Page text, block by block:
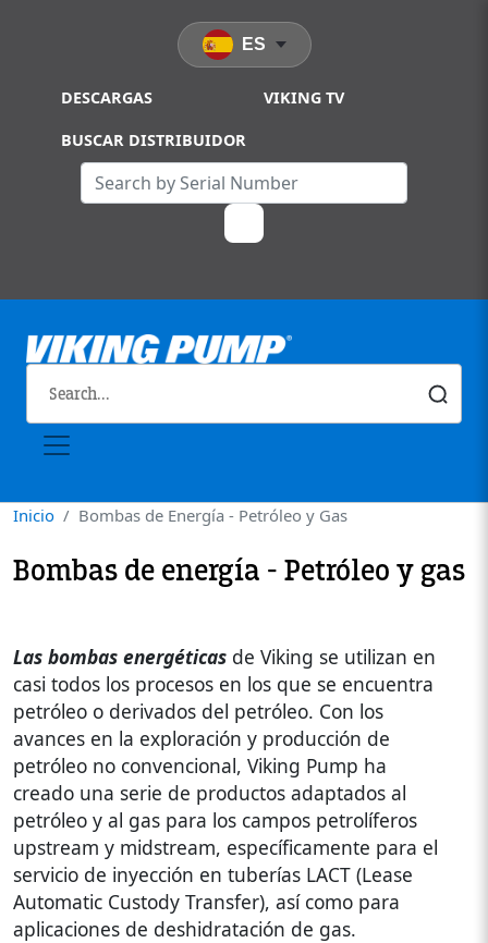
DESCARGAS VIKING TV
BUSCAR DISTRIBUIDOR
ES
Inicio Bombas de Energía - Petróleo y Gas
Bombas de energía - Petróleo y gas
Las bombas energéticas de Viking se utilizan en
casi todos los procesos en los que se encuentra
petróleo o derivados del petróleo. Con los
avances en la exploración y producción de
petróleo no convencional, Viking Pump ha
creado una serie de productos adaptados al
petróleo y al gas para los campos petrolíferos
upstream y midstream, específicamente para el
servicio de inyección en tuberías LACT (Lease
Automatic Custody Transfer), así como para
aplicaciones de deshidratación de gas.